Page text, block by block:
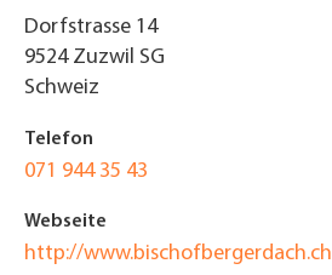
Dorfstrasse 14
9524 Zuzwil SG
Schweiz
Telefon
071 944 35 43
Webseite
http://www.bischofbergerdach.ch